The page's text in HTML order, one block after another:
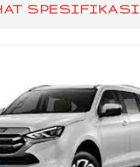
SPESIFIKASI